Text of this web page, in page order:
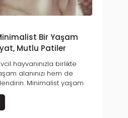
Bir Yaşam
Mutlu Patiler
hayvanınızla birlikte
alanınızı hem de
Minimalist yaşam
keyifli!